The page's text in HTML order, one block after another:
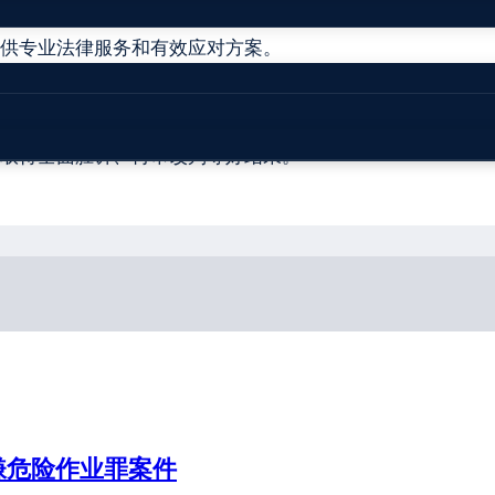
和处理、安全生产行政执法等工作，王康律师十分熟悉
专业法律服务和有效应对方案。
同诈骗罪等刑事案件中，有多例获得法院判决当事人无
事故行政处罚引发的行政诉讼案件中，有多例获法院判
得全面胜诉、再审改判等好结果。
险作业罪案件